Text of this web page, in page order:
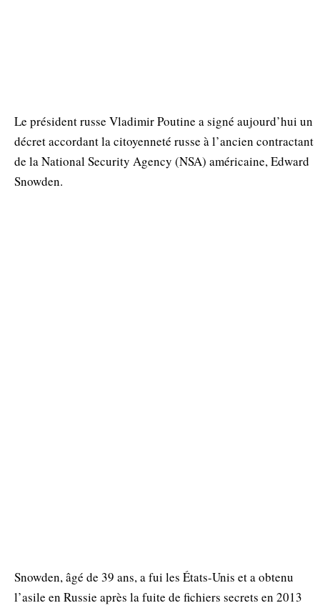
Le président russe Vladimir Poutine a signé aujourd’hui un
décret accordant la citoyenneté russe à l’ancien contractant
de la National Security Agency (NSA) américaine, Edward
Snowden.
Snowden, âgé de 39 ans, a fui les États-Unis et a obtenu
l’asile en Russie après la fuite de fichiers secrets en 2013